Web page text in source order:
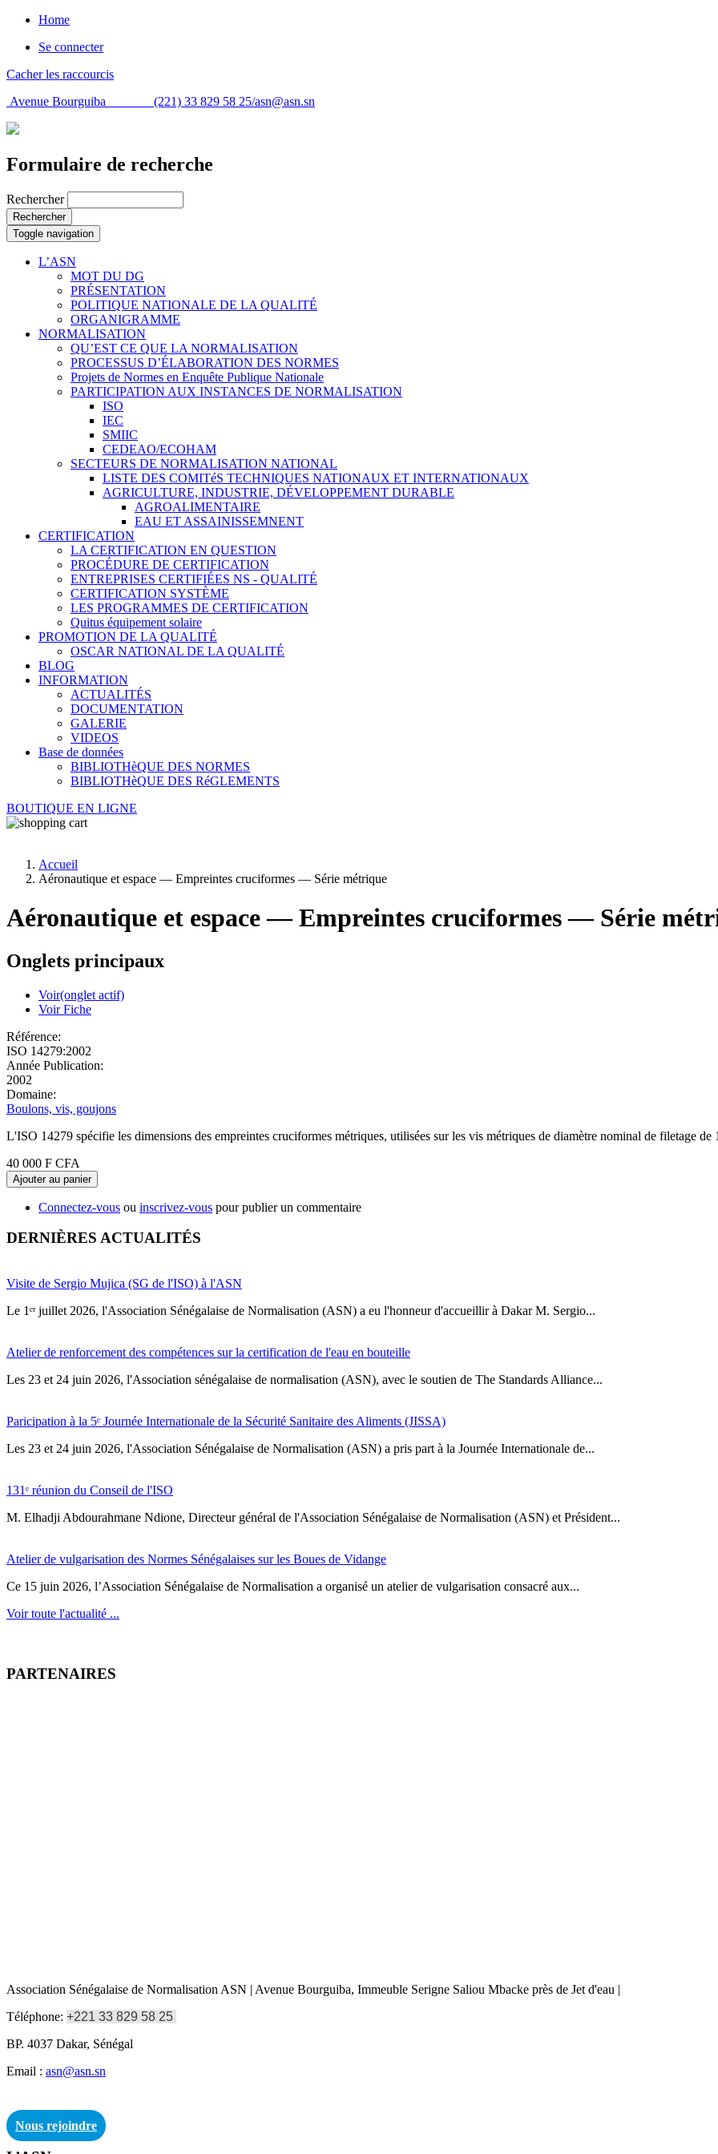
Home
Se connecter
Cacher les raccourcis
Avenue Bourguiba (221) 33 829 58 25/asn@asn.sn
Formulaire de recherche
Rechercher
Rechercher
Toggle navigation
L’ASN
MOT DU DG
PRÉSENTATION
POLITIQUE NATIONALE DE LA QUALITÉ
ORGANIGRAMME
NORMALISATION
QU’EST CE QUE LA NORMALISATION
PROCESSUS D’ÉLABORATION DES NORMES
Projets de Normes en Enquête Publique Nationale
PARTICIPATION AUX INSTANCES DE NORMALISATION
ISO
IEC
SMIIC
CEDEAO/ECOHAM
SECTEURS DE NORMALISATION NATIONAL
LISTE DES COMITéS TECHNIQUES NATIONAUX ET INTERNATIONAUX
AGRICULTURE, INDUSTRIE, DÉVELOPPEMENT DURABLE
AGROALIMENTAIRE
EAU ET ASSAINISSEMNENT
CERTIFICATION
LA CERTIFICATION EN QUESTION
PROCÉDURE DE CERTIFICATION
ENTREPRISES CERTIFIÉES NS - QUALITÉ
CERTIFICATION SYSTÈME
LES PROGRAMMES DE CERTIFICATION
Quitus équipement solaire
PROMOTION DE LA QUALITÉ
OSCAR NATIONAL DE LA QUALITÉ
BLOG
INFORMATION
ACTUALITÉS
DOCUMENTATION
GALERIE
VIDEOS
Base de données
BIBLIOTHèQUE DES NORMES
BIBLIOTHèQUE DES RéGLEMENTS
BOUTIQUE EN LIGNE
Accueil
Aéronautique et espace — Empreintes cruciformes — Série métrique
Aéronautique et espace — Empreintes cruciformes — Série
Onglets principaux
Voir(onglet actif)
Voir Fiche
Référence:
ISO 14279:2002
Année Publication:
2002
Domaine:
Boulons, vis, goujons
L'ISO 14279 spécifie les dimensions des empreintes cruciformes métriques, utilisées sur les vis métriques de diamètre nominal de filetage de
40 000 F CFA
Ajouter au panier
Connectez-vous ou inscrivez-vous pour publier un commentaire
DERNIÈRES ACTUALITÉS
Visite de Sergio Mujica (SG de l'ISO) à l'ASN
Le 1ᵉʳ juillet 2026, l'Association Sénégalaise de Normalisation (ASN) a eu l'honneur d'accueillir à Dakar M. Sergio...
Atelier de renforcement des compétences sur la certification de l'eau en bouteille
Les 23 et 24 juin 2026, l'Association sénégalaise de normalisation (ASN), avec le soutien de The Standards Alliance...
Paricipation à la 5ᵉ Journée Internationale de la Sécurité Sanitaire des Aliments (JISSA)
‎Les 23 et 24 juin 2026, l'Association Sénégalaise de Normalisation (ASN) a pris part à la Journée Internationale de...
131ᵉ réunion du Conseil de l'ISO
M. Elhadji Abdourahmane Ndione, Directeur général de l'Association Sénégalaise de Normalisation (ASN) et Président...
Atelier de vulgarisation des Normes Sénégalaises sur les Boues de Vidange
Ce 15 juin 2026, l’Association Sénégalaise de Normalisation a organisé un atelier de vulgarisation consacré aux...
Voir toute l'actualité ...
PARTENAIRES
Association Sénégalaise de Normalisation ASN | Avenue Bourguiba, Immeuble Serigne Saliou Mbacke près de Jet d'eau |
Téléphone: +221 33 829 58 25
BP. 4037 Dakar, Sénégal
Email : asn@asn.sn
Nous rejoindre